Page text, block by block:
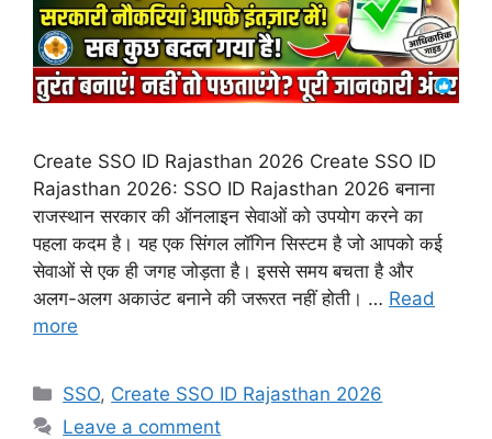
Create SSO ID Rajasthan 2026 Create SSO ID
Rajasthan 2026: SSO ID Rajasthan 2026 बनाना
राजस्थान सरकार की ऑनलाइन सेवाओं को उपयोग करने का
पहला कदम है। यह एक सिंगल लॉगिन सिस्टम है जो आपको कई
सेवाओं से एक ही जगह जोड़ता है। इससे समय बचता है और
अलग-अलग अकाउंट बनाने की जरूरत नहीं होती। … Read
more
Categories
SSO, Create SSO ID Rajasthan 2026
Leave a comment